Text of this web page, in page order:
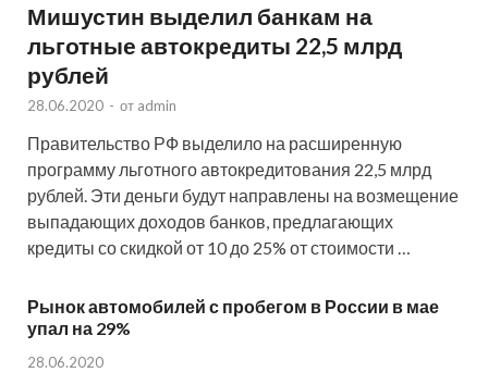
Мишустин выделил банкам на
льготные автокредиты 22,5 млрд
рублей
28.06.2020 - от admin
Правительство РФ выделило на расширенную
программу льготного автокредитования 22,5 млрд
рублей. Эти деньги будут направлены на возмещение
выпадающих доходов банков, предлагающих
кредиты со скидкой от 10 до 25% от стоимости …
Рынок автомобилей с пробегом в России в мае
упал на 29%
28.06.2020